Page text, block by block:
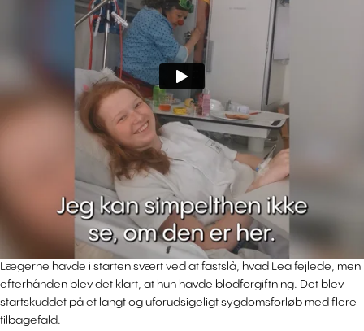
Lægerne havde i starten svært ved at fastslå, hvad Lea fejlede, men
efterhånden blev det klart, at hun havde blodforgiftning. Det blev
startskuddet på et langt og uforudsigeligt sygdomsforløb med flere
tilbagefald.